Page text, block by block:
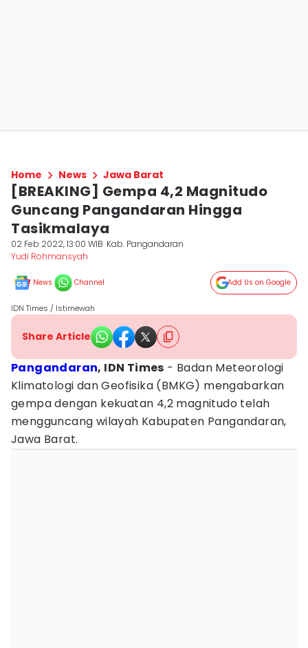
Home News Jawa Barat
[BREAKING] Gempa 4,2 Magnitudo
Guncang Pangandaran Hingga
Tasikmalaya
02 Feb 2022, 13:00 WIB Kab. Pangandaran
Yudi Rohmansyah
News Channel Add Us on Google
IDN Times / Istimewah
Share Article
Pangandaran, IDN Times - Badan Meteorologi
Klimatologi dan Geofisika (BMKG) mengabarkan
gempa dengan kekuatan 4,2 magnitudo telah
mengguncang wilayah Kabupaten Pangandaran,
Jawa Barat.